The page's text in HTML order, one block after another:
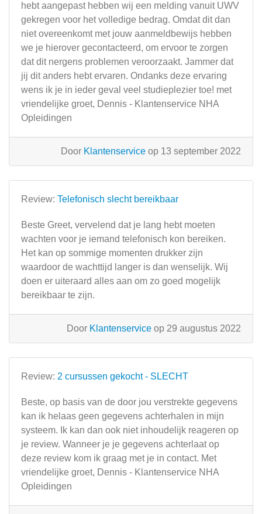
hebt aangepast hebben wij een melding vanuit UWV
gekregen voor het volledige bedrag. Omdat dit dan
niet overeenkomt met jouw aanmeldbewijs hebben
we je hierover gecontacteerd, om ervoor te zorgen
dat dit nergens problemen veroorzaakt. Jammer dat
jij dit anders hebt ervaren. Ondanks deze ervaring
wens ik je in ieder geval veel studieplezier toe! met
vriendelijke groet, Dennis - Klantenservice NHA
Opleidingen
Door Klantenservice op 13 september 2022
Review: Telefonisch slecht bereikbaar
Beste Greet, vervelend dat je lang hebt moeten
wachten voor je iemand telefonisch kon bereiken.
Het kan op sommige momenten drukker zijn
waardoor de wachttijd langer is dan wenselijk. Wij
doen er uiteraard alles aan om zo goed mogelijk
bereikbaar te zijn.
Door Klantenservice op 29 augustus 2022
Review: 2 cursussen gekocht - SLECHT
Beste, op basis van de door jou verstrekte gegevens
kan ik helaas geen gegevens achterhalen in mijn
systeem. Ik kan dan ook niet inhoudelijk reageren op
je review. Wanneer je je gegevens achterlaat op
deze review kom ik graag met je in contact. Met
vriendelijke groet, Dennis - Klantenservice NHA
Opleidingen